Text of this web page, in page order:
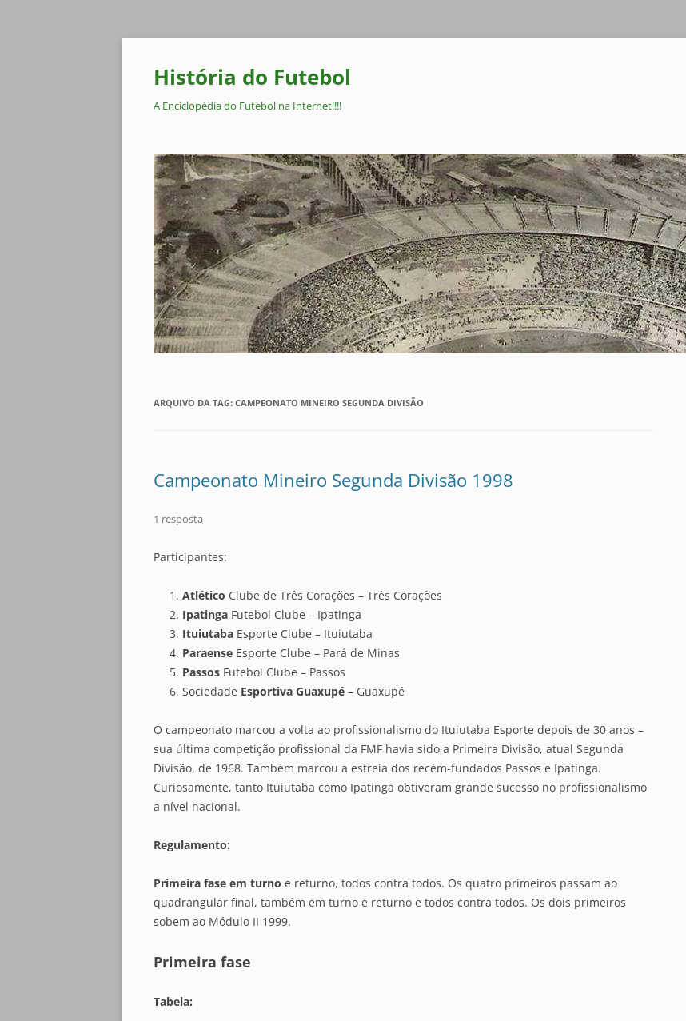
Pular
conteúdo
História do Futebol
A Enciclopédia do Futebol na Internet!!!!
ARQUIVO DA TAG: CAMPEONATO MINEIRO SEGUNDA DIVISÃO
Campeonato Mineiro Segunda Divisão 1998
1 resposta
Participantes:
Atlético Clube de Três Corações – Três Corações
Ipatinga Futebol Clube – Ipatinga
Ituiutaba Esporte Clube – Ituiutaba
Paraense Esporte Clube – Pará de Minas
Passos Futebol Clube – Passos
Sociedade Esportiva Guaxupé – Guaxupé
O campeonato marcou a volta ao profissionalismo do Ituiutaba Esporte depois de 30 anos –
sua última competição profissional da FMF havia sido a Primeira Divisão, atual Segunda
Divisão, de 1968. Também marcou a estreia dos recém-fundados Passos e Ipatinga.
Curiosamente, tanto Ituiutaba como Ipatinga obtiveram grande sucesso no profissionalismo
a nível nacional.
Regulamento:
Primeira fase em turno e returno, todos contra todos. Os quatro primeiros passam ao
quadrangular final, também em turno e returno e todos contra todos. Os dois primeiros
sobem ao Módulo II 1999.
Primeira fase
Tabela: